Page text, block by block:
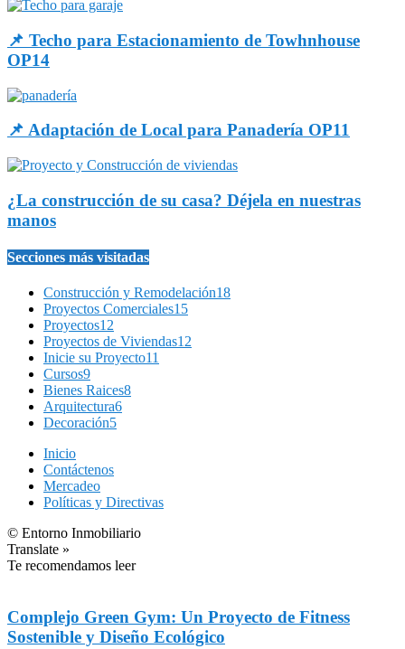
📌 Techo para Estacionamiento de Towhnhouse
OP14
📌 Adaptación de Local para Panadería OP11
¿La construcción de su casa? Déjela en nuestras
manos
Secciones más visitadas
Construcción y Remodelación18
Proyectos Comerciales15
Proyectos12
Proyectos de Viviendas12
Inicie su Proyecto11
Cursos9
Bienes Raices8
Arquitectura6
Decoración5
Inicio
Contáctenos
Mercadeo
Políticas y Directivas
© Entorno Inmobiliario
Translate »
Te recomendamos leer
Complejo Green Gym: Un Proyecto de Fitness
Sostenible y Diseño Ecológico